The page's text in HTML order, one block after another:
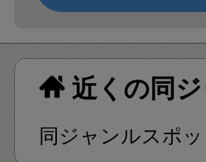
近くの同
同ジャンルスポ